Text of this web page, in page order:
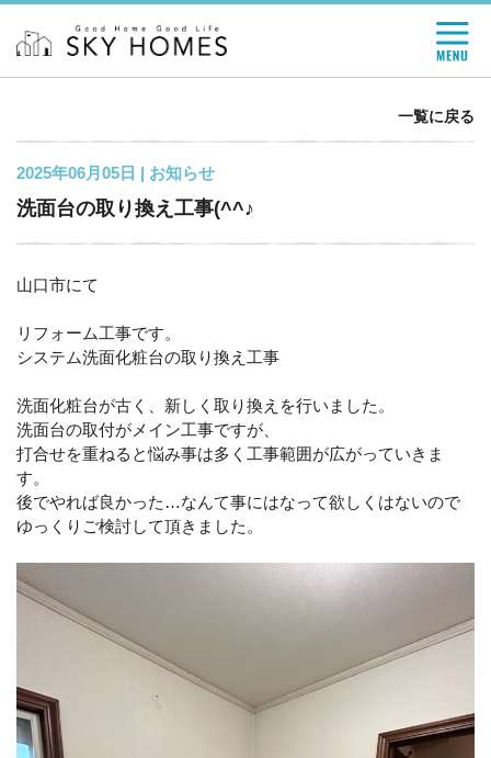
一覧に戻る
2025年06月05日 | お知らせ
洗面台の取り換え工事(^^♪
山口市にて
リフォーム工事です。
システム洗面化粧台の取り換え工事
洗面化粧台が古く、新しく取り換えを行いました。
洗面台の取付がメイン工事ですが、
打合せを重ねると悩み事は多く工事範囲が広がっていきま
す。
後でやれば良かった…なんて事にはなって欲しくはないので
ゆっくりご検討して頂きました。